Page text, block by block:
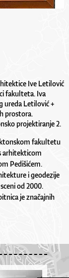
Ive Letilović
fakulteta. Iva
ureda Letilović +
prostora.
projektiranje 2.
fakultetu
arhitekticom
Pedišićem.
i geodezije
od 2000.
je značajnih